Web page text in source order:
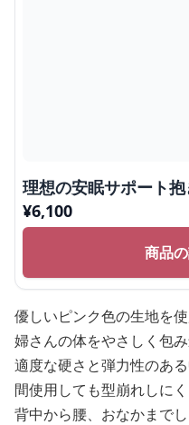
理想の安眠サポート
¥6,100
商品
優しいピンク色の生地を
婦さんの体をやさしく包み
適度な硬さと弾力性のあ
間使用しても型崩れしに
背中から腰、おなかまで